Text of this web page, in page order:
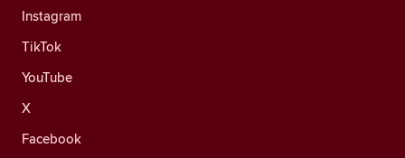
Instagram
TikTok
YouTube
X
Facebook